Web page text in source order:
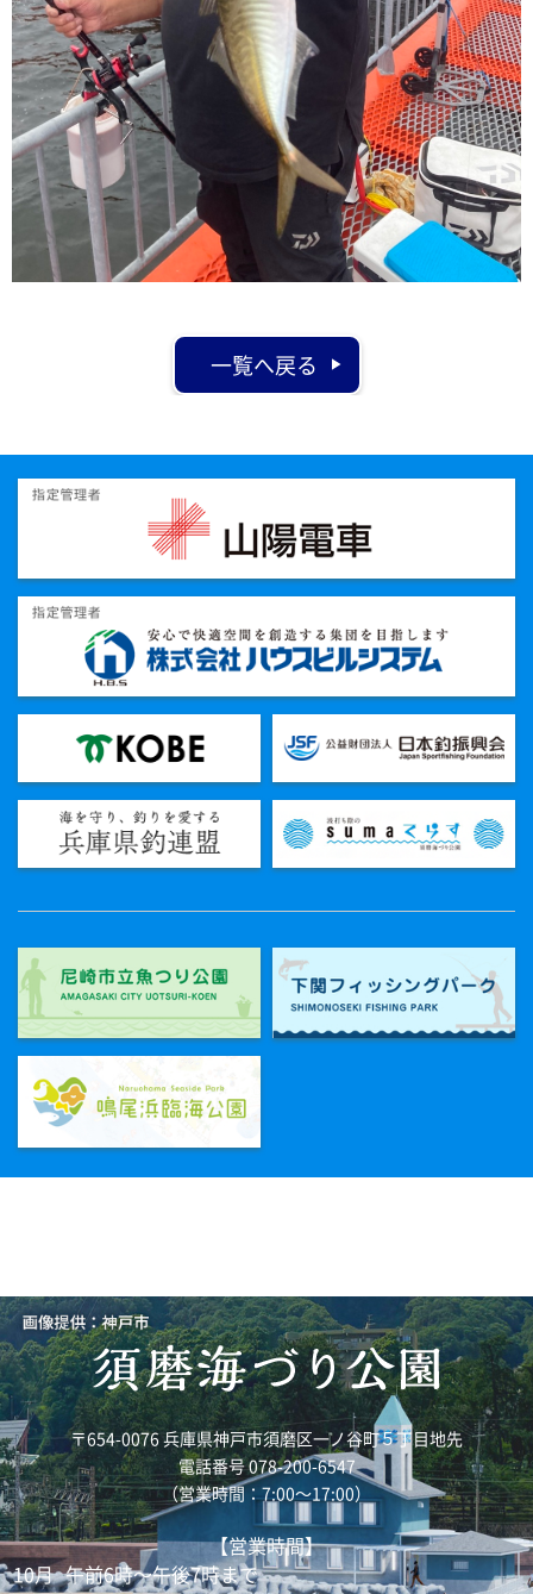
一覧へ戻る
〒654-0076 兵庫県神戸市須磨区一ノ谷町５丁目地先
電話番号 078-200-6547
（営業時間：7:00～17:00）
【営業時間】
10月 午前6時～午後7時まで